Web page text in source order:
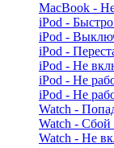
MacBook -
iPod - Быстро
iPod -
iPod -
iPod - Не
iPod - Не
iPod - Не
Watch -
Watch - Сбой
Watch - Не